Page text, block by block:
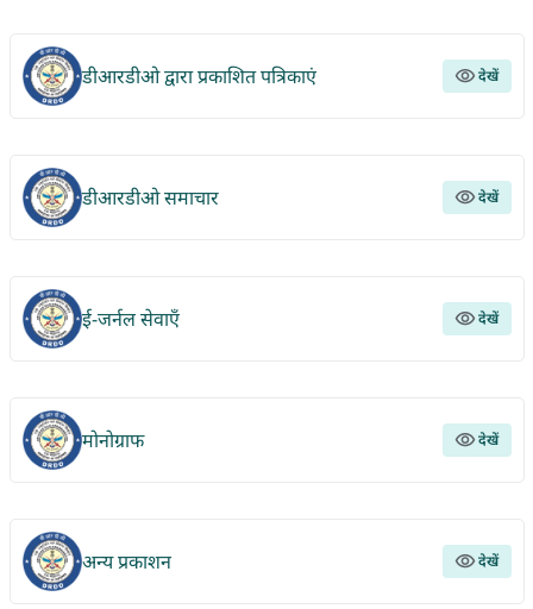
डीआरडीओ द्वारा प्रकाशित पत्रिकाएं देखें
डीआरडीओ समाचार देखें
ई-जर्नल सेवाएँ देखें
मोनोग्राफ देखें
अन्य प्रकाशन देखें